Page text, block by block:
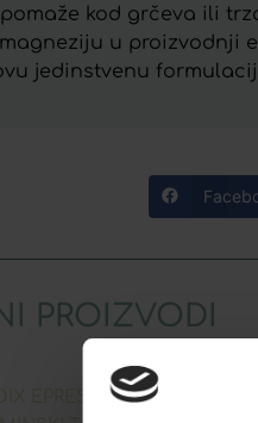
kod grčeva ili
u proizvodnji
jedinstvenu
PROIZVODI